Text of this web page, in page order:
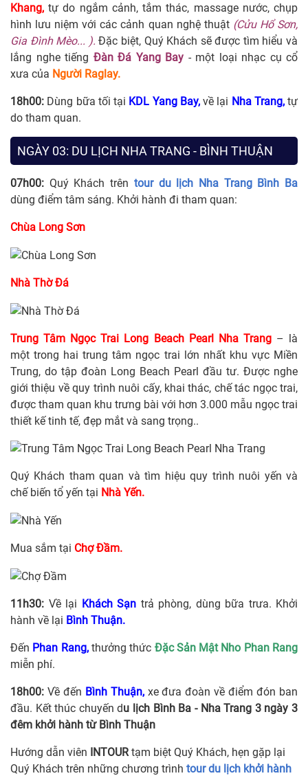
Khang,tự do ngắm cảnh, tắm thác, massage nước, chụp
hình lưu niệm với các cảnh quan nghệ thuật (Cửu Hổ Sơn,
Gia Đình Mèo... ). Đặc biệt, Quý Khách sẽ được tìm hiểu và
lắng nghe tiếng Đàn Đá Yang Bay - một loại nhạc cụ cổ
xưa của Người Raglay.
18h00: Dùng bữa tối tại KDL Yang Bay,về lại Nha Trang, tự
do tham quan.
NGÀY 03: DU LỊCH NHA TRANG - BÌNH THUẬN
07h00: Quý Khách trên tour du lịch Nha Trang Bình Ba
dùng điểm tâm sáng. Khởi hành đi tham quan:
Chùa Long Sơn
Nhà Thờ Đá
Trung Tâm Ngọc Trai Long Beach Pearl Nha Trang– là
một trong hai trung tâm ngọc trai lớn nhất khu vực Miền
Trung, do tập đoàn Long Beach Pearl đầu tư. Được nghe
giới thiệu về quy trình nuôi cấy, khai thác, chế tác ngọc trai,
được tham quan khu trưng bài với hơn 3.000 mẫu ngọc trai
thiết kế tinh tế, đẹp mắt và sang trọng..
Quý Khách tham quan và tìm hiệu quy trình nuôi yến và
chế biến tổ yến tại Nhà Yến.
Mua sắm tại Chợ Đầm.
11h30: Về lại Khách Sạn trả phòng, dùng bữa trưa. Khởi
hành về lại Bình Thuận.
Đến Phan Rang,thưởng thức Đặc Sản Mật Nho Phan Rang
miễn phí.
18h00: Về đến Bình Thuận,xe đưa đoàn về điểm đón ban
đầu. Kết thúc chuyến du lịch Bình Ba - Nha Trang 3 ngày 3
đêm khởi hành từ Bình Thuận
Hướng dẫn viên INTOURtạm biệt Quý Khách, hẹn gặp lại
Quý Khách trên những chương trình tour du lịch khởi hành